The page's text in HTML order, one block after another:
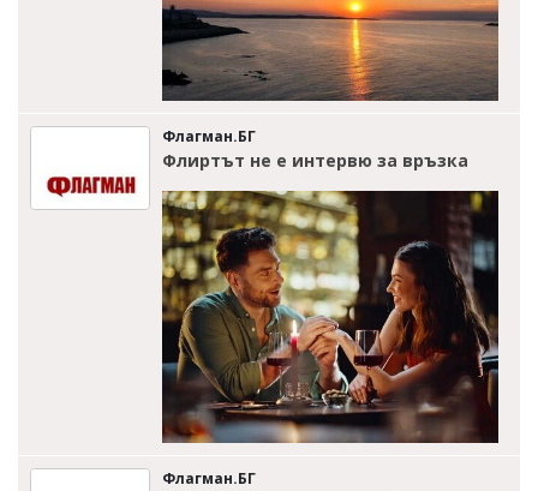
Флагман.БГ
Флиртът не е интервю за връзка
Флагман.БГ